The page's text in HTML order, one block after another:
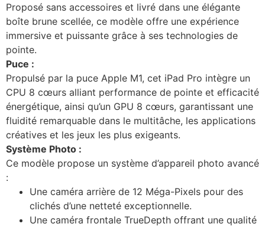
Proposé sans accessoires et livré dans une élégante
boîte brune scellée, ce modèle offre une expérience
immersive et puissante grâce à ses technologies de
pointe.
Puce :
Propulsé par la puce Apple M1, cet iPad Pro intègre un
CPU 8 cœurs alliant performance de pointe et efficacité
énergétique, ainsi qu’un GPU 8 cœurs, garantissant une
fluidité remarquable dans le multitâche, les applications
créatives et les jeux les plus exigeants.
Système Photo :
Ce modèle propose un système d’appareil photo avancé
:
Une caméra arrière de 12 Méga-Pixels pour des
clichés d’une netteté exceptionnelle.
Une caméra frontale TrueDepth offrant une qualité